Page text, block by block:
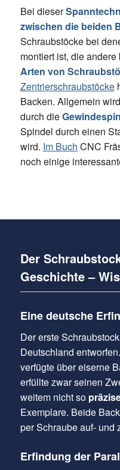
Bei dieser
zwischen die beiden
Schraubstöcke bei
montiert ist, die
Arten von
Zentrierschraubstöcke
Backen. Allgemein
durch die
Spindel durch einen
wird. Im Buch CNC
noch einige
Der
Geschichte –
Eine deutsche
Der erste
Deutschland
verfügte über eiserne
erfüllte zwar seinen
weitem nicht so
Exemplare. Beide
per Schraube auf- und
Erfindung der